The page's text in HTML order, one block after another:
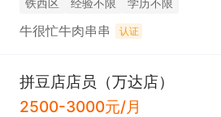
铁西区 经验不限 学历不限
牛很忙牛肉串串 认证
拼豆店店员（万达店）
2500-3000元/月